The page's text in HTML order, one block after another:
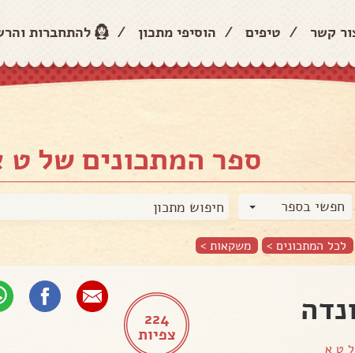
קשר / טיפים / הוסיפי מתכון / להתחברות
ספר המתכונים של ט
חפשי בספר
לכל המתכונים > משקאות >
224
צפיות
ט א